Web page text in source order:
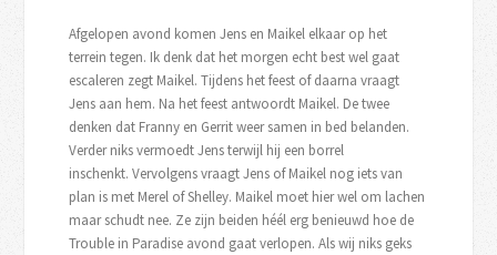
Afgelopen avond komen Jens en Maikel elkaar op het
terrein tegen. Ik denk dat het morgen echt best wel gaat
escaleren zegt Maikel. Tijdens het feest of daarna vraagt
Jens aan hem. Na het feest antwoordt Maikel. De twee
denken dat Franny en Gerrit weer samen in bed belanden.
Verder niks vermoedt Jens terwijl hij een borrel
inschenkt. Vervolgens vraagt Jens of Maikel nog iets van
plan is met Merel of Shelley. Maikel moet hier wel om lachen
maar schudt nee. Ze zijn beiden héél erg benieuwd hoe de
Trouble in Paradise avond gaat verlopen. Als wij niks geks